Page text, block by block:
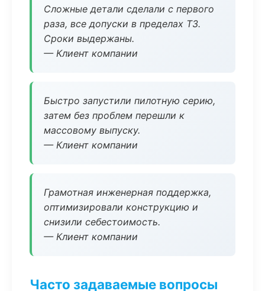
Сложные детали сделали с первого
раза, все допуски в пределах ТЗ.
Сроки выдержаны.
— Клиент компании
Быстро запустили пилотную серию,
затем без проблем перешли к
массовому выпуску.
— Клиент компании
Грамотная инженерная поддержка,
оптимизировали конструкцию и
снизили себестоимость.
— Клиент компании
Часто задаваемые вопросы